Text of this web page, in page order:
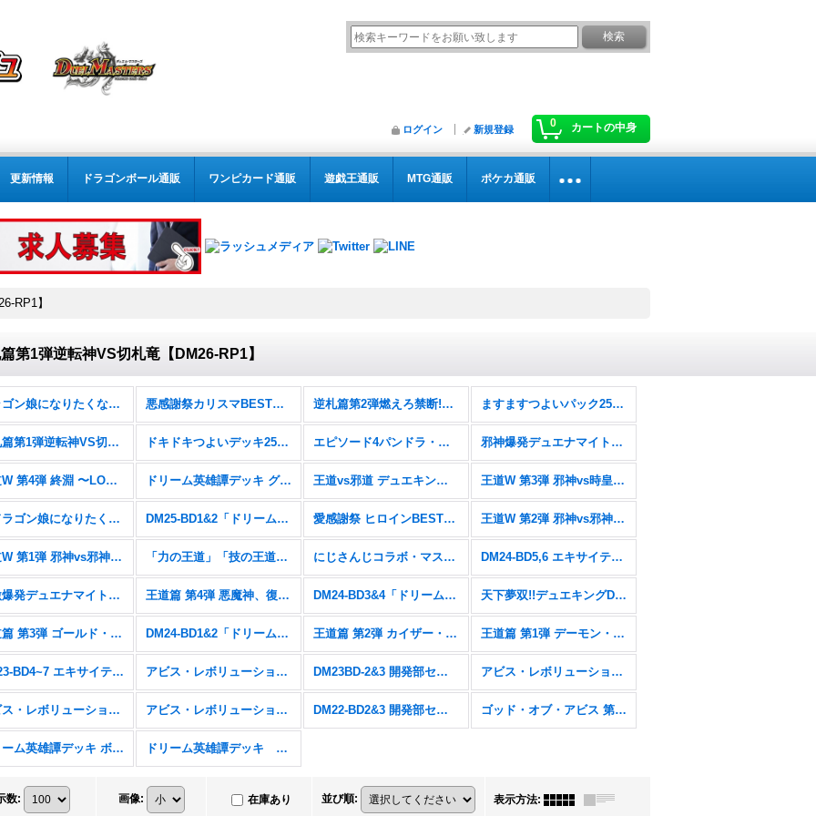
0 カートの中身
ログイン 新規登録
更新情報 ドラゴンボール通販 ワンピカード通販 遊戯王通販 MTG通販 ポケカ通販
RP1】
第1弾逆転神VS切札竜【DM26-RP1】
ドラゴン娘になりたくないっ！ 文化祭だョ！全員集合!!ドラ娘100％パック【DM26-EX3】 悪感謝祭カリスマBEST【DM26-EX2】 逆札篇第2弾燃えろ禁断!逆転のドギラゴン革命!!【DM26-RP2】 ますますつよいパック25の援軍【DM26-EX1】
逆札篇第1弾逆転神VS切札竜【DM26-RP1】 ドキドキつよいデッキ25の王道【DM26-SD1】 エピソード4パンドラ・ウォーズ【DM25-EX4】 邪神爆発デュエナマイトパック「王道W」【DM25-EX3】
王道W 第4弾 終淵 〜LOVE＆ABYSS〜【DM25-RP4】 ドリーム英雄譚デッキ グレンモルトの書【DM25-BD3】 王道vs邪道 デュエキングWDreaM 2025【DM25-EX2】 王道W 第3弾 邪神vs時皇 〜ビヨンド・ザ・タイム〜【DM25-RP3】
「ドラゴン娘になりたくないっ!」はじけろスポーツ！青春☆ワールドカップ!!【DM25-SP2】 DM25-BD1&2「ドリーム英雄譚デッキ ボルシャックの書&アルカディアスの書」 愛感謝祭 ヒロインBEST【DM25-EX1】 王道W 第2弾 邪神vs邪神II 〜ジャシン・イン・ザ・シェル〜【DM25-RP2】
王道W 第1弾 邪神vs邪神 〜ソウル・オブ・ジ・アビス〜【DM25-RP1】 「力の王道」「技の王道」「Jack-Pot-Live!! in 桜龍高校」【DM25-SD1&2&SP1】 にじさんじコラボ・マスターズ「異次元の超獣使い」【DM24-EX4】 DM24-BD5,6 エキサイティング・デュエパ・デッキ「アセビと異世界フェアリーたち」&「ツラトゥストラは水晶と語らう」
刺激爆発デュエナマイトパック【DM24-EX3】 王道篇 第4弾 悪魔神、復活【DM24-RP4】 DM24-BD3&4「ドリーム英雄譚デッキ モモキングの書&ナイトメア黙示録デッキ バロムの章」 天下夢双!!デュエキングDreaM 2024【DM24-EX2】
王道篇 第3弾 ゴールド・オブ・ハイパーエンジェル【DM24-RP3】 DM24-BD1&2「ドリーム英雄譚デッキ ドギラゴンの書&ジョニーの書」 王道篇 第2弾 カイザー・オブ・ハイパードラゴン【DM24-RP2】 王道篇 第1弾 デーモン・オブ・ハイパームーン【DM24-RP1】
DM23-BD4~7 エキサイティング・デュエパ・デッキ アビス・レボリューション 第4弾 竜皇神爆輝【DM23-RP4】 DM23BD-2&3 開発部セレクションデッキ「火闇邪王門」& 「水闇自然ハンデス」 アビス・レボリューション 第3弾 魔覇革命【DM23-RP3】
アビス・レボリューション 第2弾 忍邪乱武【DM23-RP2】 アビス・レボリューション 第1弾 双竜戦記【DM23-RP1】 DM22-BD2&3 開発部セレクションデッキ「光水火鬼羅.Star」& 「7軸ガチロボ」 ゴッド・オブ・アビス 第2弾 轟炎の竜皇【DM22-RP2】
ドリーム英雄譚デッキ ボルシャックの書【DM25-BD1】 ドリーム英雄譚デッキ アルカディアスの書【DM25-BD2】
数: 画像: 在庫あり 並び順: 表示方法: